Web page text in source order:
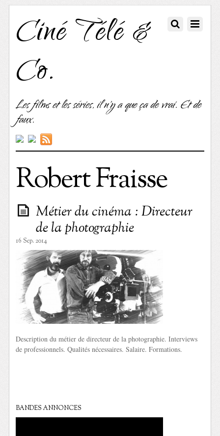
Ciné Télé &
Co.
Les films et les séries, il n'y a que ça de vrai. Et de
faux.
Robert Fraisse
Métier du cinéma : Directeur
de la photographie
16 Sep. 2014
Description du métier de directeur de la photographie. Interviews
de professionnels. Qualités nécessaires. Salaire. Formations.
BANDES ANNONCES